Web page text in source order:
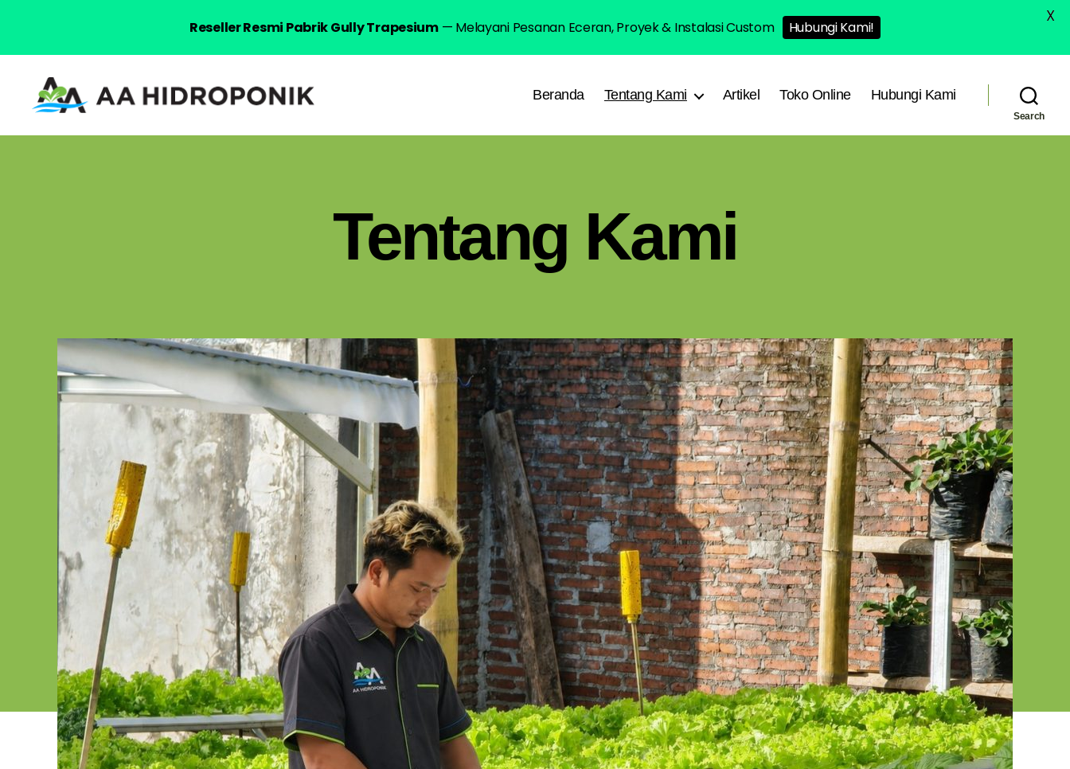
Hidroponik
Beranda Tentang Kami Artikel Toko Online Hubungi Kami
Search
Tentang Kami
Reseller Resmi Pabrik Gully Trapesium— Melayani Pesanan Eceran, Proyek & Instalasi Custom Hubungi Kami!
X